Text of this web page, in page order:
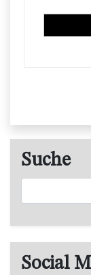
Suche
Suchen
Social